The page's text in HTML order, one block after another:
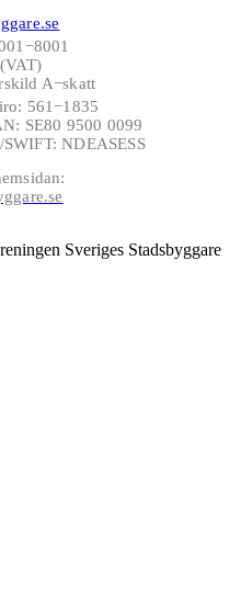
A−skatt
561−1835
SE80 9500 0099
NDEASESS
Sveriges Stadsbyggare